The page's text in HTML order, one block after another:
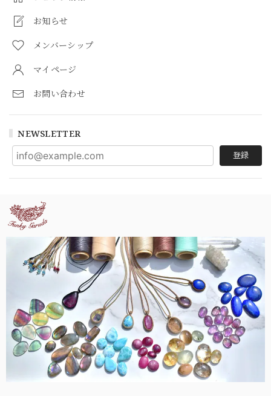
お知らせ
メンバーシップ
マイページ
お問い合わせ
NEWSLETTER
登録